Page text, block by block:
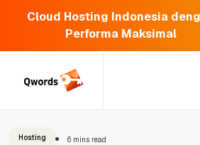
Cloud Hosting Indonesia
Performa Maksimal
Hosting 6 mins read